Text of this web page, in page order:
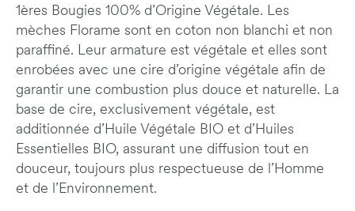
1ères Bougies 100% d’Origine Végétale. Les
mèches Florame sont en coton non blanchi et non
paraffiné. Leur armature est végétale et elles sont
enrobées avec une cire d’origine végétale afin de
garantir une combustion plus douce et naturelle. La
base de cire, exclusivement végétale, est
additionnée d’Huile Végétale BIO et d’Huiles
Essentielles BIO, assurant une diffusion tout en
douceur, toujours plus respectueuse de l’Homme
et de l’Environnement.